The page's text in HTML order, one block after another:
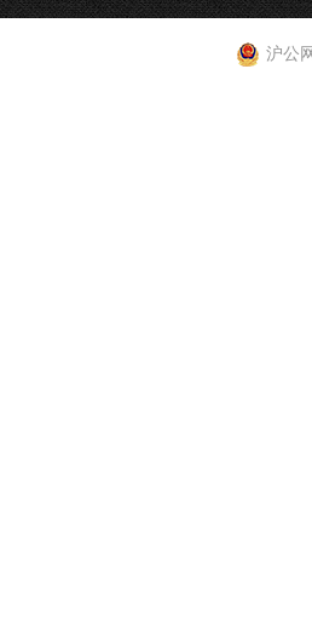
沪公